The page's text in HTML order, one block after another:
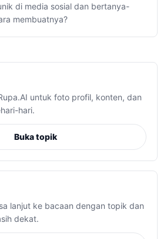
di media sosial dan bertanya-
membuatnya?
untuk foto profil, konten, dan
hari.
Buka topik
lanjut ke bacaan dengan topik dan
dekat.